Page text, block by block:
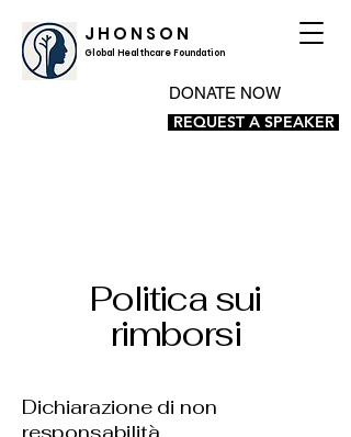
J H O N S O N
Global Healthcare Foundation
DONATE NOW
REQUEST A SPEAKER
Politica sui
rimborsi
Dichiarazione di non